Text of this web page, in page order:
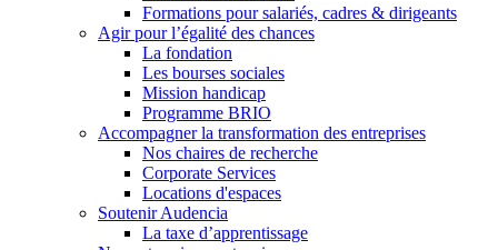
Formations pour salariés, cadres & dirigeants
Agir pour l’égalité des chances
La fondation
Les bourses sociales
Mission handicap
Programme BRIO
Accompagner la transformation des entreprises
Nos chaires de recherche
Corporate Services
Locations d'espaces
Soutenir Audencia
La taxe d’apprentissage